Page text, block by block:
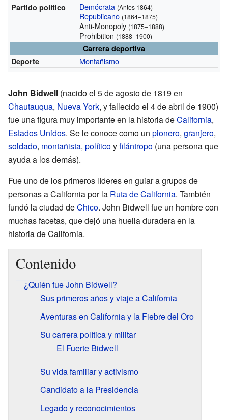
Partido político Demócrata (Antes 1864)
Republicano (1864–1875)
Anti-Monopoly (1875–1888)
Prohibition (1888–1900)
Carrera deportiva
Deporte
Montañismo
John Bidwell (nacido el 5 de agosto de 1819 en
Chautauqua, Nueva York, y fallecido el 4 de abril de 1900)
fue una figura muy importante en la historia deCalifornia,
Estados Unidos. Se le conoce como un pionero, granjero,
soldado, montañista, políticoyfilántropo (una persona que
ayuda a los demás).
Fue uno de los primeros líderes en guiar a grupos de
personas a California por la Ruta de California. También
fundó la ciudad deChico. John Bidwell fue un hombre con
muchas facetas, que dejó una huella duradera en la
historia de California.
Contenido
¿Quién fue John Bidwell?
Sus primeros años y viaje a California
Aventuras en California y la Fiebre del Oro
Su carrera política y militar
El Fuerte Bidwell
Su vida familiar y activismo
Candidato a la Presidencia
Legado y reconocimientos